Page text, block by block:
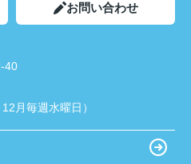
お問い合わせ
40
月毎週水曜日）